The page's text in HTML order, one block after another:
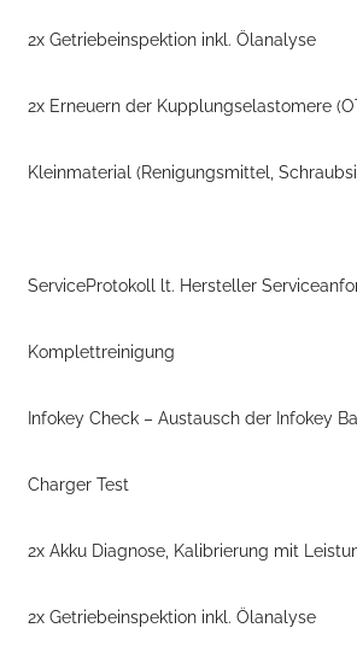
2x Getriebeinspektion inkl. Ölanalyse
2x Erneuern der Kupplungselastomere
Kleinmaterial (Renigungsmittel,
ServiceProtokoll lt. Hersteller
Komplettreinigung
Infokey Check – Austausch der Infokey
Charger Test
2x Akku Diagnose, Kalibrierung mit
2x Getriebeinspektion inkl. Ölanalyse